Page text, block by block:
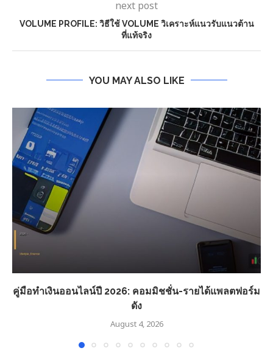
next post
VOLUME PROFILE: วิธีใช้ VOLUME วิเคราะห์แนวรับแนวต้าน
ที่แท้จริง
YOU MAY ALSO LIKE
คู่มือทำเงินออนไลน์ปี 2026: คอมมิชชั่น-รายได้แพลตฟอร์ม
ดัง
August 4, 2026